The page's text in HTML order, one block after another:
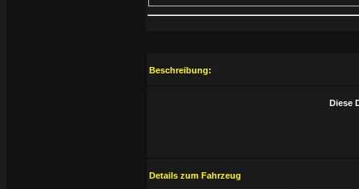
Beschreibung:
Diese
Details zum Fahrzeug